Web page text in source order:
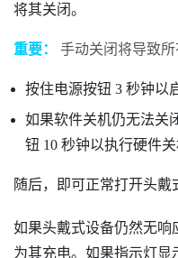
将其关闭。
重要： 手动关闭将导致所
按住电源按钮 3 秒钟以
如果软件关机仍无法关
钮 10 秒钟以执行硬件关
随后，即可正常打开头戴
如果头戴式设备仍然无响
为其充电。如果指示灯